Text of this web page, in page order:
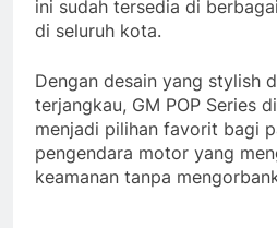
ini sudah tersedia di
di seluruh kota.
Dengan desain yang stylish
terjangkau, GM POP Series
menjadi pilihan favorit bagi
pengendara motor yang
keamanan tanpa